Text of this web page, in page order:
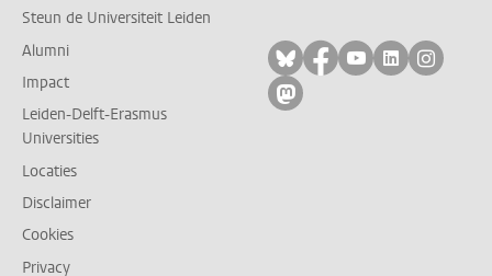
Steun de Universiteit Leiden
Alumni
Impact
Leiden-Delft-Erasmus
Universities
Locaties
Disclaimer
Cookies
Privacy
Volg ons op bluesky
Volg ons op
Volg ons op
Volg ons
Volg
Volg ons op mastodon